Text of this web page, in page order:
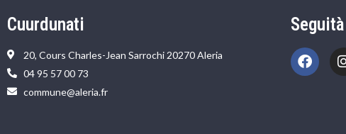
Cuurdunati
20, Cours Charles-Jean Sarrochi 20270 Aleria
04 95 57 00 73
commune@aleria.fr